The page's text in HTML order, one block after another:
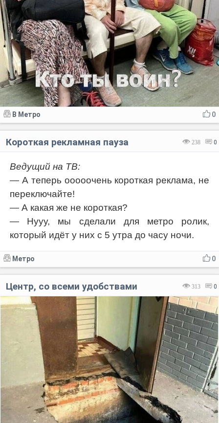
0
В Метро
238 0
Короткая рекламная пауза
Ведущий на ТВ:
— А теперь ооооочень короткая реклама, не
переключайте!
— А какая же не короткая?
— Нууу, мы сделали для метро ролик,
который идёт у них с 5 утра до часу ночи.
0
Метро
313 0
Центр, со всеми удобствами